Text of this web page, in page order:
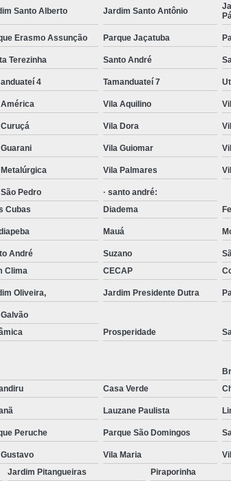
Transporte
Santo Alberto Jardim Santo Antônio
Erasmo Assunção Parque Jaçatuba
Terezinha Santo André
4 Tamanduateí 7
Vila Aquilino
Vila Dora
Vila Guiomar
Vila Palmares
Pedro
· santo andré:
Cubas Diadema
Mauá
André Suzano
Clima CECAP
Oliveira, Jardim Presidente Dutra
Prosperidade
Casa Verde
Lauzane Paulista
Peruche Parque São Domingos
Vila Maria
Jardim Pitangueiras Piraporinha